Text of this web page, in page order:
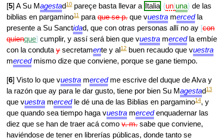
[5] A Su Magestad10pareçe basta llevar a Italia un una de las
biblias en pargamino11paraque se p.que vuestra mercedla
presente a Su Sanctidad, que con otras personas allí no ay con
quienque cumplir, y assí será bien que vuestra mercedla embíe
con la condutaysecretamente y al12buen recaudo que vuestra
mercedmismo dize que conviene, porque se gane tiempo.
[6] Visto lo que vuestra mercedme escrive del duque de Alva y
la razón que ay para le dar gusto, tiene por bien Su Magestad13
que vuestra mercedle dé una de las Biblias en pargamino14, y
que quando sea tiempo haga vuestra mercedenquadernar las
diez que se han de traer acá comov. m.sabe que conviene,
haviéndose de tener en librerías públicas, donde tanto se